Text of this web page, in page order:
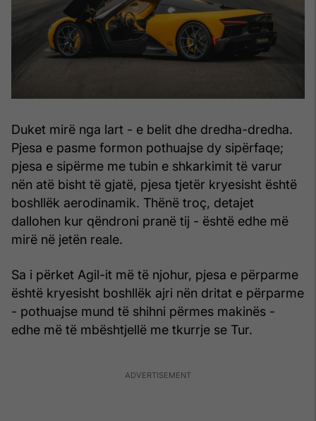
Duket mirë nga lart - e belit dhe dredha-dredha.
Pjesa e pasme formon pothuajse dy sipërfaqe;
pjesa e sipërme me tubin e shkarkimit të varur
nën atë bisht të gjatë, pjesa tjetër kryesisht është
boshllëk aerodinamik. Thënë troç, detajet
dallohen kur qëndroni pranë tij - është edhe më
mirë në jetën reale.
Sa i përket Agil-it më të njohur, pjesa e përparme
është kryesisht boshllëk ajri nën dritat e përparme
- pothuajse mund të shihni përmes makinës -
edhe më të mbështjellë me tkurrje se Tur.